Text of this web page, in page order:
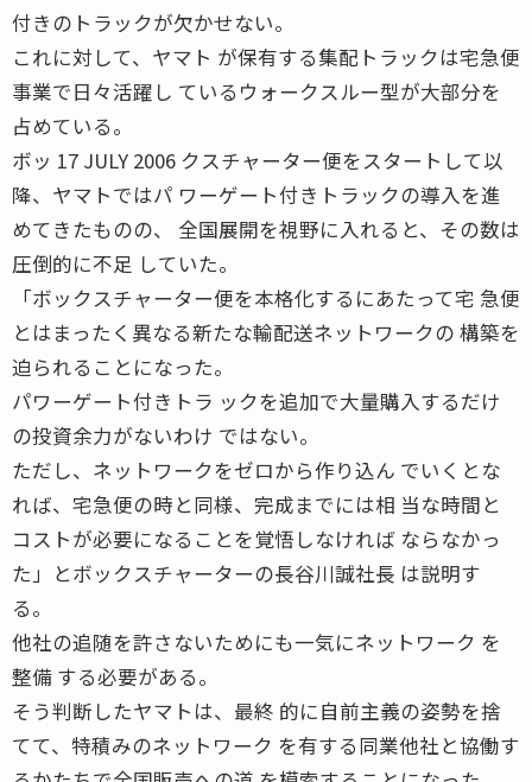
付きのトラックが欠かせない。
これに対して、ヤマト が保有する集配トラックは宅急便
事業で日々活躍し ているウォークスルー型が大部分を
占めている。
ボッ 17 JULY 2006 クスチャーター便をスタートして以
降、ヤマトではパ ワーゲート付きトラックの導入を進
めてきたものの、 全国展開を視野に入れると、その数は
圧倒的に不足 していた。
「ボックスチャーター便を本格化するにあたって宅 急便
とはまったく異なる新たな輸配送ネットワークの 構築を
迫られることになった。
パワーゲート付きトラ ックを追加で大量購入するだけ
の投資余力がないわけ ではない。
ただし、ネットワークをゼロから作り込ん でいくとな
れば、宅急便の時と同様、完成までには相 当な時間と
コストが必要になることを覚悟しなければ ならなかっ
た」とボックスチャーターの長谷川誠社長 は説明す
る。
他社の追随を許さないためにも一気にネットワーク を
整備 する必要がある。
そう判断したヤマトは、最終 的に自前主義の姿勢を捨
てて、特積みのネットワーク を有する同業他社と協働す